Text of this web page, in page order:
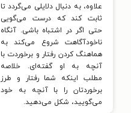
علاوه، به دنبال دلایلی می‌گردد تا
ثابت کند که درست می‌گویی
حتی اگر در اشتباه باشی. آنگاه
ناخودآگاهت شروع می‌کند به
هماهنگ کردن رفتار و برخوردت با
آنچه به او گفته‌ای. خلاصه
مطلب اینکه شما رفتار و طرز
برخوردتان را با آنچه به خود
می‌گویید، شکل می‌دهید.